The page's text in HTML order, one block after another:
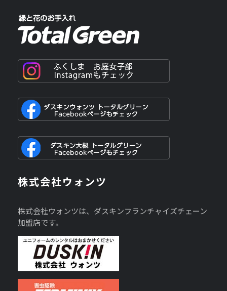
株式会社ウォンツ
株式会社ウォンツは、ダスキンフランチャイズチェーン
加盟店です。